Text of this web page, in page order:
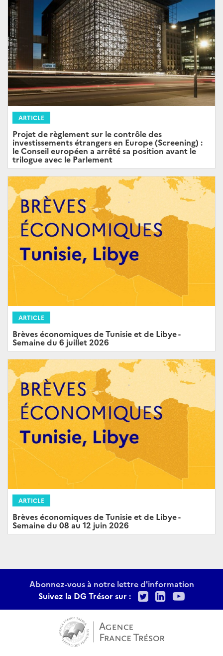
ARTICLE
Projet de règlement sur le contrôle des
investissements étrangers en Europe (Screening) :
le Conseil européen a arrêté sa position avant le
trilogue avec le Parlement
ARTICLE
Brèves économiques de Tunisie et de Libye -
Semaine du 6 juillet 2026
ARTICLE
Brèves économiques de Tunisie et de Libye -
Semaine du 08 au 12 juin 2026
Abonnez-vous à notre lettre d'information
Suivez la DG Trésor sur :
TwitterLinkedIn